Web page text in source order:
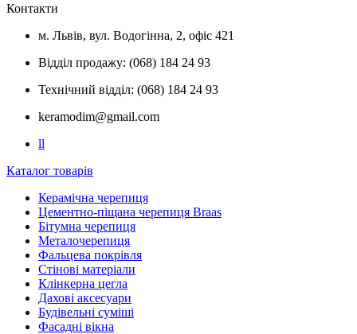
Контакти
м. Львів, вул. Водогінна, 2, офіс 421
Відділ продажу: (068) 184 24 93
Технічний відділ: (068) 184 24 93
keramodim@gmail.com
ll
Каталог товарів
Керамічна черепиця
Цементно-піщана черепиця Braas
Бітумна черепиця
Металочерепиця
Фальцева покрівля
Стінові матеріали
Клінкерна цегла
Дахові аксесуари
Будівельні суміші
Фасадні вікна